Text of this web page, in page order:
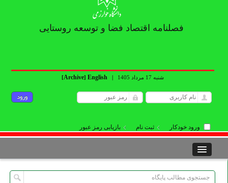
فصلنامه اقتصاد فضا و توسعه روستایی
شنبه 17 مرداد 1405 |
English
[Archive]
ورود خودکار ثبت نام بازیابی رمز عبور